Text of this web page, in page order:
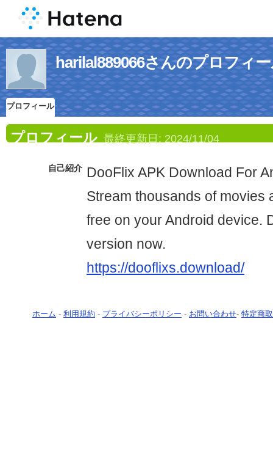
harilal889066さんのプロフィ
プロフィール
プロフィール 最終更新日: 2024/11/04
自己紹介 DooFlix APK Download For
Stream thousands of movies
free on your Android device.
version now.
https://dooflixs.download/
ホーム - 利用規約 - プライバシーポリシー - お問い合わせ- 特定商